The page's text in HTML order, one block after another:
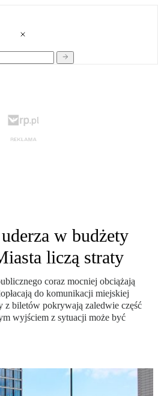
w budżety
liczą straty
coraz mocniej obciążają
do komunikacji miejskiej
z biletów pokrywają zaledwie część
wyjściem z sytuacji może być